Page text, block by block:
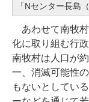
「Nセンター長島
あわせて南牧村
化に取り組む行
南牧村は人口が
一、消滅可能性
もないとしてい